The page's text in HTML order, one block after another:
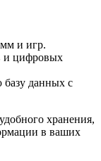
и игр.
и цифровых
базу данных с
хранения,
в ваших